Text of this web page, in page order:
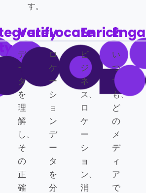
す。
Verify
デ
ー
タ
を
理
解
し、
そ
の
正
確
Locate
ロ
ケ
ー
シ
ョ
ン
デ
ー
タ
を
分
Enrich
ビ
ジ
ネ
ス、
ロ
ケ
ー
シ
ョ
ン、
消
い
つ
で
も、
ど
の
メ
デ
ィ
ア
で